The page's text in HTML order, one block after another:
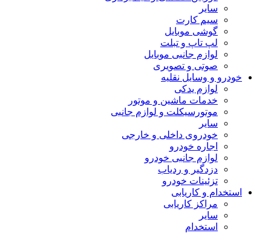
سایر
سیم کارت
گوشی موبایل
لپ تاپ و تبلت
لوازم جانبی موبایل
صوتی و تصویری
خودرو و وسایل نقلیه
لوازم یدکی
خدمات ماشین و موتور
موتورسیکلت و لوازم جانبی
سایر
خودروی داخلی و خارجی
اجاره خودرو
لوازم جانبی خودرو
دزدگیر و ردیاب
تزئینات خودرو
استخدام و کاریابی
مراکز کاریابی
سایر
استخدام